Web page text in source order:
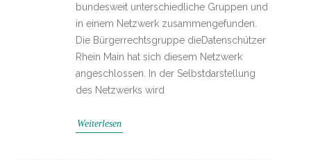
bundesweit unterschiedliche Gruppen und
in einem Netzwerk zusammengefunden.
Die Bürgerrechtsgruppe dieDatenschützer
Rhein Main hat sich diesem Netzwerk
angeschlossen. In der Selbstdarstellung
des Netzwerks wird
Weiterlesen